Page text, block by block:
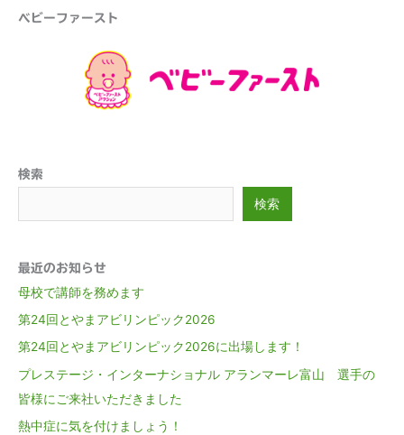
ベビーファースト
検索
検索
最近のお知らせ
母校で講師を務めます
第24回とやまアビリンピック2026
第24回とやまアビリンピック2026に出場します！
プレステージ・インターナショナル アランマーレ富山 選手の
皆様にご来社いただきました
熱中症に気を付けましょう！